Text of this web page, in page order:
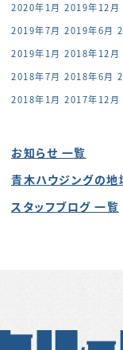
2020年1月 2019年12月
2019年7月 2019年6月
2019年1月 2018年12月
2018年7月 2018年6月
2018年1月 2017年12月
お知らせ 一覧
青木ハウジングの
スタッフブログ 一覧